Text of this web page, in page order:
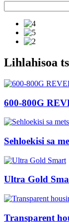
Lihlahisoa
600-800G
Sehloekisi sa
Ultra Gold
Transparent